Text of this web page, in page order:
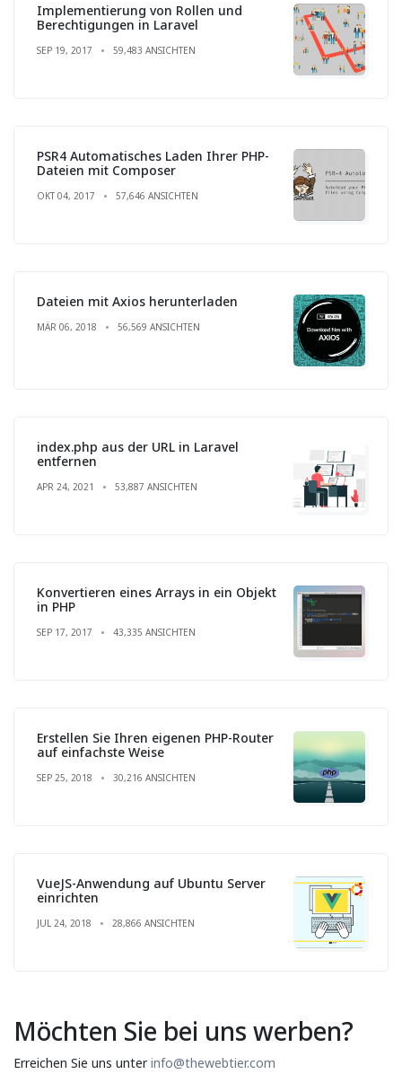
Implementierung von Rollen und
Berechtigungen in Laravel
SEP 19, 2017 59,483 ANSICHTEN
PSR4 Automatisches Laden Ihrer PHP-
Dateien mit Composer
OKT 04, 2017 57,646 ANSICHTEN
Dateien mit Axios herunterladen
MÄR 06, 2018 56,569 ANSICHTEN
index.php aus der URL in Laravel
entfernen
APR 24, 2021 53,887 ANSICHTEN
Konvertieren eines Arrays in ein Objekt
in PHP
SEP 17, 2017 43,335 ANSICHTEN
Erstellen Sie Ihren eigenen PHP-Router
auf einfachste Weise
SEP 25, 2018 30,216 ANSICHTEN
VueJS-Anwendung auf Ubuntu Server
einrichten
JUL 24, 2018 28,866 ANSICHTEN
Möchten Sie bei uns werben?
Erreichen Sie uns unterinfo@thewebtier.com